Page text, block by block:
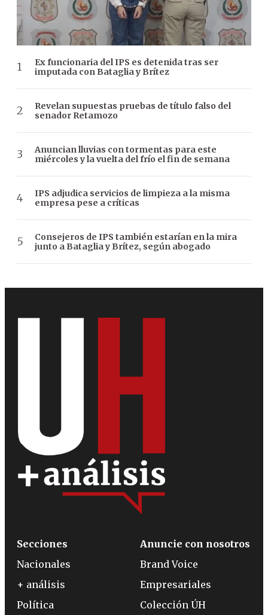
Ex funcionaria del IPS es detenida tras ser
imputada con Bataglia y Brítez
Revelan supuestas pruebas de título falso del
senador Retamozo
Anuncian lluvias con tormentas para este
miércoles y la vuelta del frío el fin de semana
IPS adjudica servicios de limpieza a la misma
empresa pese a críticas
Consejeros de IPS también estarían en la mira
junto a Bataglia y Brítez, según abogado
Secciones
Nacionales
+ análisis
Política
Anuncie con nosotros
Brand Voice
Empresariales
Colección ÚH